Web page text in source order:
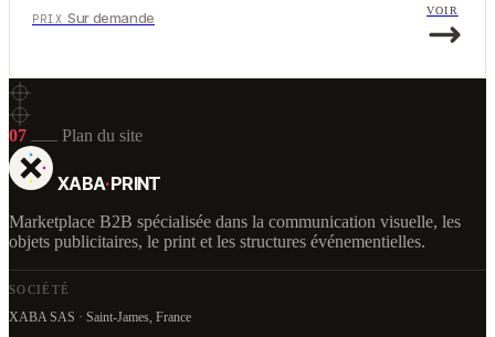
PRIX Sur demande VOIR
07 Plan du site
XABA·PRINT
Marketplace B2B spécialisée dans la communication visuelle, les
objets publicitaires, le print et les structures événementielles.
SOCIÉTÉ
XABA SAS · Saint-James, France